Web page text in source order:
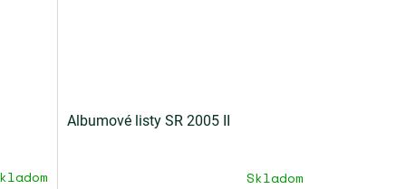
Albumové listy SR 2005 II
Skladom